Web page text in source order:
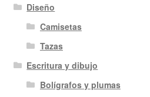
Diseño
Camisetas
Tazas
Escritura y dibujo
Bolígrafos y plumas